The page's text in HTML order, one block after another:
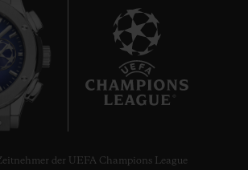
der UEFA Champions League